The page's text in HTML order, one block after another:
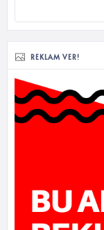
REKLAM VER!